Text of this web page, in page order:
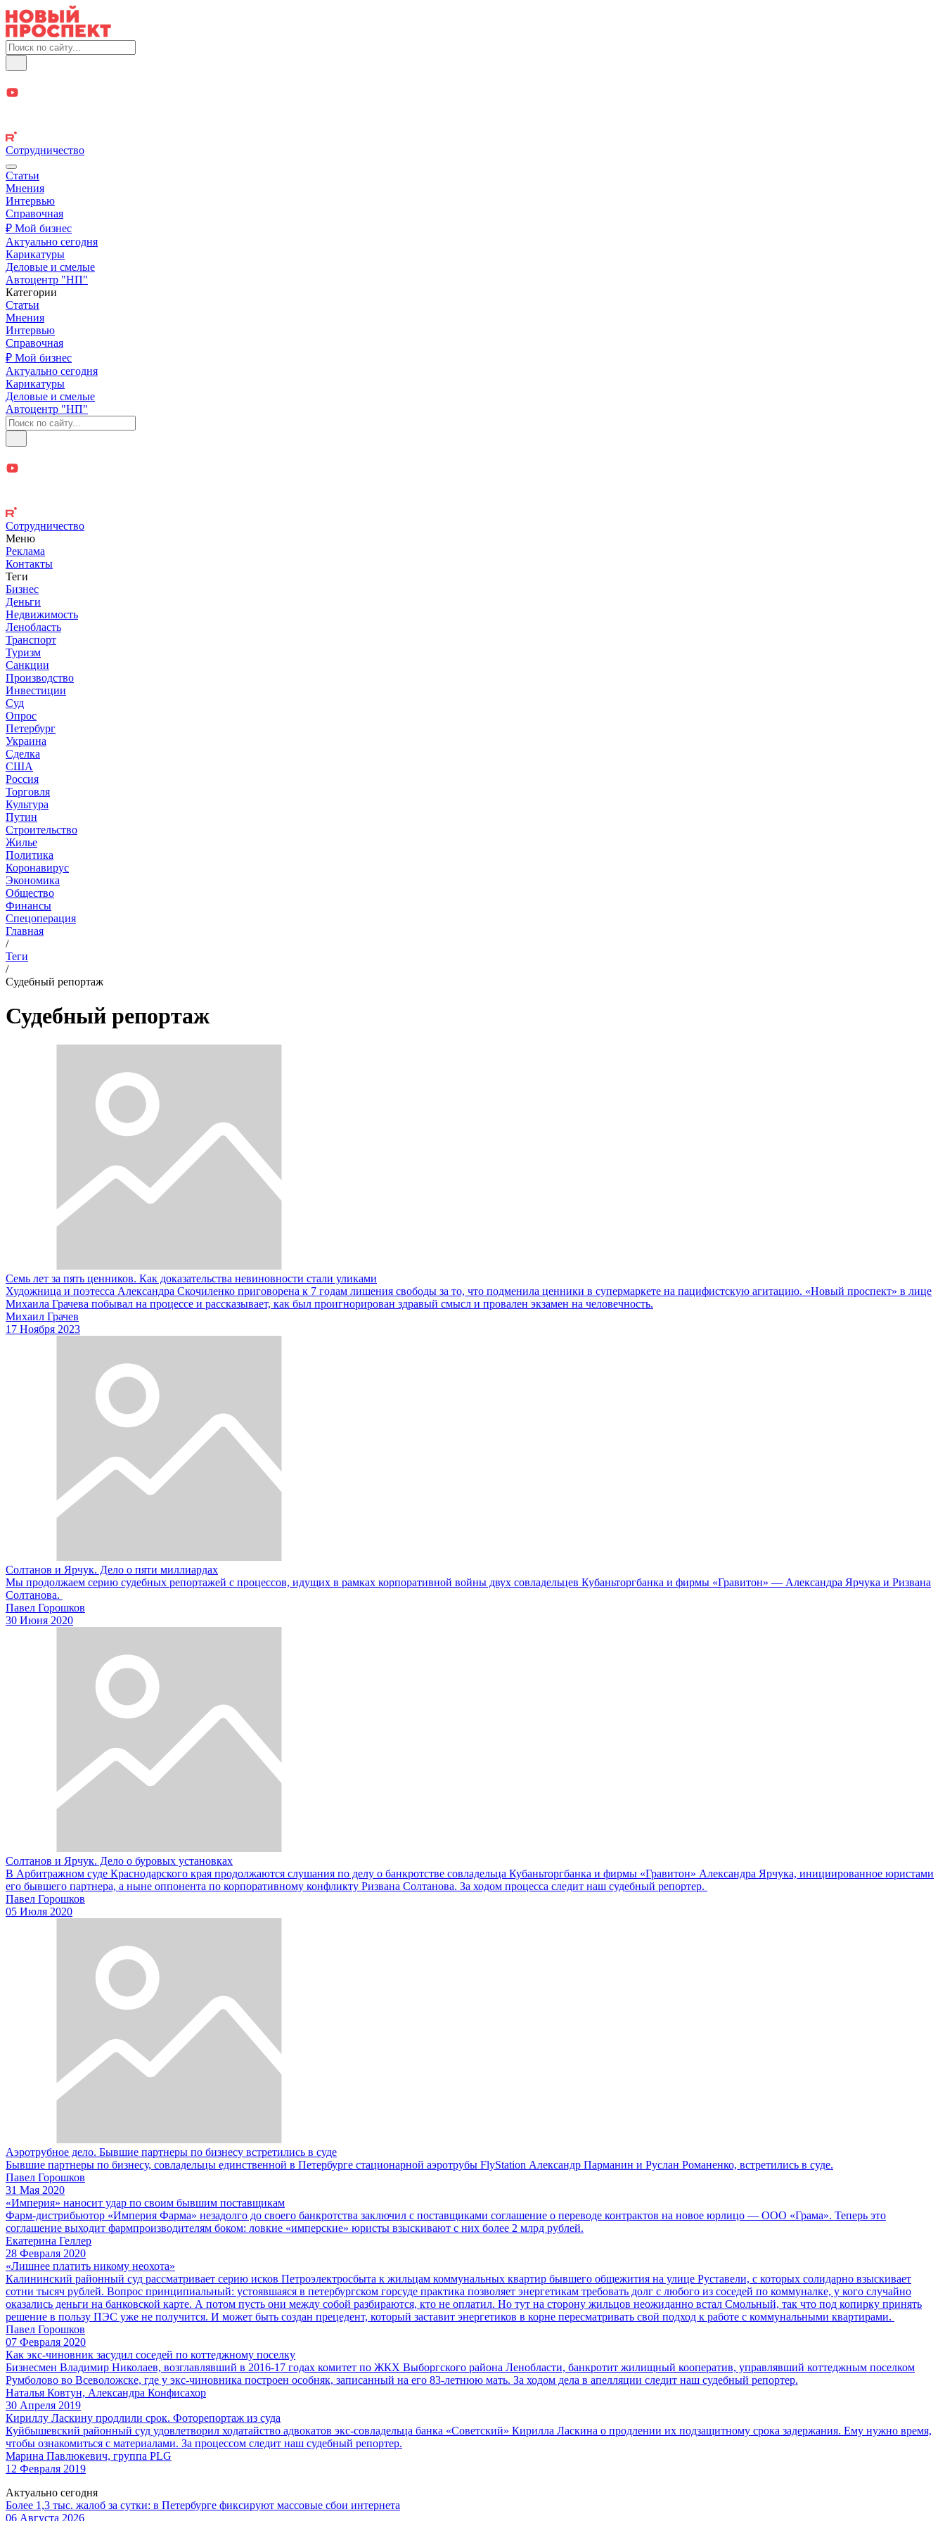
Сотрудничество
Статьи
Мнения
Интервью
Справочная
₽ Мой бизнес
Актуально сегодня
Карикатуры
Деловые и смелые
Автоцентр "НП"
Категории
Статьи
Мнения
Интервью
Справочная
₽ Мой бизнес
Актуально сегодня
Карикатуры
Деловые и смелые
Автоцентр "НП"
Сотрудничество
Меню
Реклама
Контакты
Теги
Бизнес
Деньги
Недвижимость
Ленобласть
Транспорт
Туризм
Санкции
Производство
Инвестиции
Суд
Опрос
Петербург
Украина
Сделка
США
Россия
Торговля
Культура
Путин
Строительство
Жилье
Политика
Коронавирус
Экономика
Общество
Финансы
Спецоперация
Главная
/
Теги
/
Судебный репортаж
Судебный репортаж
Семь лет за пять ценников. Как доказательства невиновности стали уликами
Художница и поэтесса Александра Скочиленко приговорена к 7 годам лишения свободы за то, что подменила ценники в супермаркете на пацифистскую агитацию. «Новый проспект» в лице
Михаила Грачева побывал на процессе и рассказывает, как был проигнорирован здравый смысл и провален экзамен на человечность.
Михаил Грачев
17 Ноября 2023
Солтанов и Ярчук. Дело о пяти миллиардах
Мы продолжаем серию судебных репортажей с процессов, идущих в рамках корпоративной войны двух совладельцев Кубаньторгбанка и фирмы «Гравитон» — Александра Ярчука и Ризвана
Солтанова.
Павел Горошков
30 Июня 2020
Солтанов и Ярчук. Дело о буровых установках
В Арбитражном суде Краснодарского края продолжаются слушания по делу о банкротстве совладельца Кубаньторгбанка и фирмы «Гравитон» Александра Ярчука, инициированное юристами
его бывшего партнера, а ныне оппонента по корпоративному конфликту Ризвана Солтанова. За ходом процесса следит наш судебный репортер.
Павел Горошков
05 Июля 2020
Аэротрубное дело. Бывшие партнеры по бизнесу встретились в суде
Бывшие партнеры по бизнесу, совладельцы единственной в Петербурге стационарной аэротрубы FlyStation Александр Парманин и Руслан Романенко, встретились в суде.
Павел Горошков
31 Мая 2020
«Империя» наносит удар по своим бывшим поставщикам
Фарм-дистрибьютор «Империя Фарма» незадолго до своего банкротства заключил с поставщиками соглашение о переводе контрактов на новое юрлицо — ООО «Грама». Теперь это
соглашение выходит фармпроизводителям боком: ловкие «имперские» юристы взыскивают с них более 2 млрд рублей.
Екатерина Геллер
28 Февраля 2020
«Лишнее платить никому неохота»
Калининский районный суд рассматривает серию исков Петроэлектросбыта к жильцам коммунальных квартир бывшего общежития на улице Руставели, с которых солидарно взыскивает
сотни тысяч рублей. Вопрос принципиальный: устоявшаяся в петербургском горсуде практика позволяет энергетикам требовать долг с любого из соседей по коммуналке, у кого случайно
оказались деньги на банковской карте. А потом пусть они между собой разбираются, кто не оплатил. Но тут на сторону жильцов неожиданно встал Смольный, так что под копирку принять
решение в пользу ПЭС уже не получится. И может быть создан прецедент, который заставит энергетиков в корне пересматривать свой подход к работе с коммунальными квартирами.
Павел Горошков
07 Февраля 2020
Как экс-чиновник засудил соседей по коттеджному поселку
Бизнесмен Владимир Николаев, возглавлявший в 2016-17 годах комитет по ЖКХ Выборгского района Ленобласти, банкротит жилищный кооператив, управлявший коттеджным поселком
Румболово во Всеволожске, где у экс-чиновника построен особняк, записанный на его 83-летнюю мать. За ходом дела в апелляции следит наш судебный репортер.
Наталья Ковтун, Александра Конфисахор
30 Апреля 2019
Кириллу Ласкину продлили срок. Фоторепортаж из суда
Куйбышевский районный суд удовлетворил ходатайство адвокатов экс-совладельца банка «Советский» Кирилла Ласкина о продлении их подзащитному срока задержания. Ему нужно время,
чтобы ознакомиться с материалами. За процессом следит наш судебный репортер.
Марина Павлюкевич, группа PLG
12 Февраля 2019
Актуально сегодня
Более 1,3 тыс. жалоб за сутки: в Петербурге фиксируют массовые сбои интернета
06 Августа 2026